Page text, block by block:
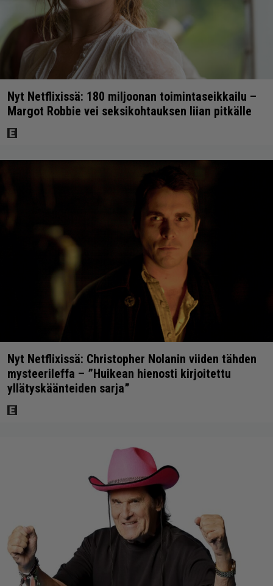
Nyt Netflixissä: 180 miljoonan toimintaseikkailu –
Margot Robbie vei seksikohtauksen liian pitkälle
Nyt Netflixissä: Christopher Nolanin viiden tähden
mysteerileffa – ”Huikean hienosti kirjoitettu
yllätyskäänteiden sarja”